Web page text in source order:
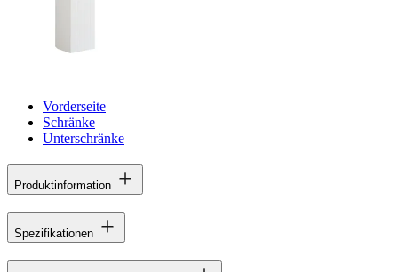
Vorderseite
Schränke
Unterschränke
Produktinformation
Spezifikationen